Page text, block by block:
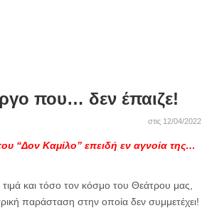
που… δεν έπαιζε!
στις 12/04/2022
“Δον Καμίλο” επειδή εν αγνοία της…
και τόσο τον κόσμο του Θεάτρου μας,
παράσταση στην οποία δεν συμμετέχει!